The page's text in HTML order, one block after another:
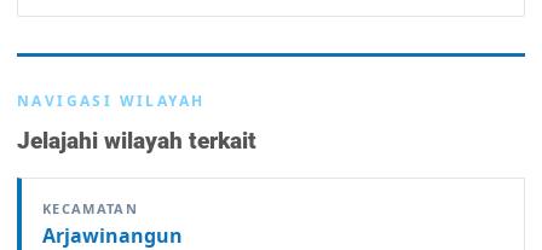
NAVIGASI WILAYAH
Jelajahi wilayah terkait
KECAMATAN
Arjawinangun